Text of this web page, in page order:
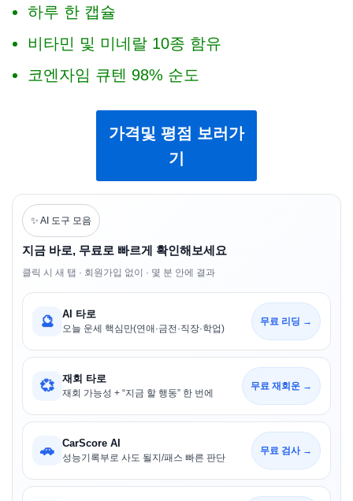
하루 한 캡슐
비타민 및 미네랄 10종 함유
코엔자임 큐텐 98% 순도
가격및 평점 보러가
기
✨ AI 도구 모음
지금 바로, 무료로 빠르게 확인해보세요
클릭 시 새 탭 · 회원가입 없이 · 몇 분 안에 결과
🔮 AI 타로
오늘 운세 핵심만(연애·금전·직장·학업)
무료 리딩 →
💞 재회 타로
재회 가능성 + “지금 할 행동” 한 번에
무료 재회운 →
🚗 CarScore AI
성능기록부로 사도 될지/패스 빠른 판단
무료 검사 →